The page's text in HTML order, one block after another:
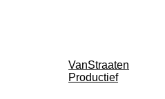
VanStraaten
Productief